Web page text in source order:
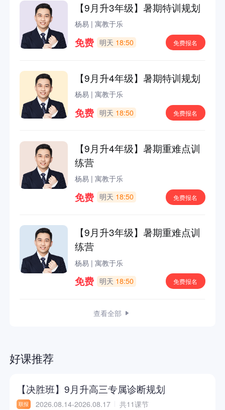
【9月升3年级】暑期特训规划
杨易 | 寓教于乐
免费 明天 18:50 免费报名
【9月升4年级】暑期特训规划
杨易 | 寓教于乐
免费 明天 18:50 免费报名
【9月升4年级】暑期重难点训
练营
杨易 | 寓教于乐
免费 明天 18:50 免费报名
【9月升3年级】暑期重难点训
练营
杨易 | 寓教于乐
免费 明天 18:50 免费报名
查看全部
好课推荐
【决胜班】9月升高三专属诊断规划
联报 2026.08.14-2026.08.17 共11课节